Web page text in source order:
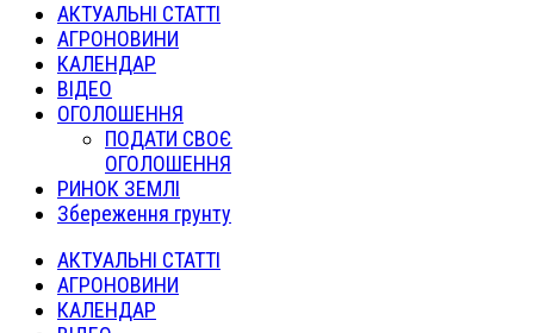
АКТУАЛЬНІ СТАТТІ
АГРОНОВИНИ
КАЛЕНДАР
ВІДЕО
ОГОЛОШЕННЯ
ПОДАТИ СВОЄ
ОГОЛОШЕННЯ
РИНОК ЗЕМЛІ
Збереження грунту
АКТУАЛЬНІ СТАТТІ
АГРОНОВИНИ
КАЛЕНДАР